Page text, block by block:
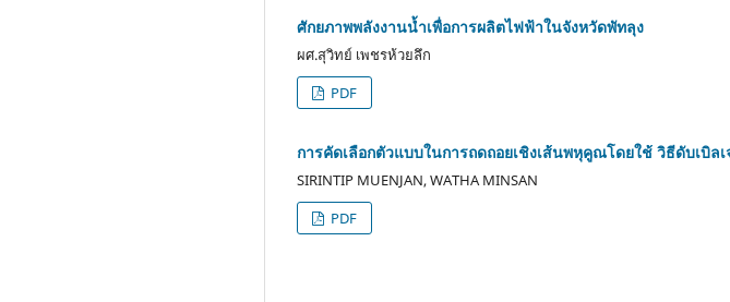
ศักยภาพพลังงานน้ำเพื่อการผลิตไฟฟ้าในจังหวัดพัทลุง
ผศ.สุวิทย์ เพชรห้วยลึก
PDF
การคัดเลือกตัวแบบในการถดถอยเชิงเส้นพหุคูณโดยใช้ วิธีดับเบิล
SIRINTIP MUENJAN, WATHA MINSAN
PDF